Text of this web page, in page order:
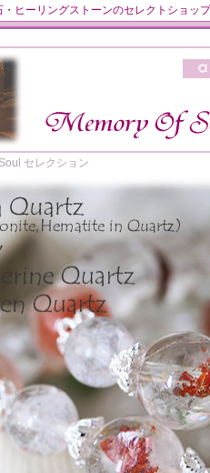
ヒーリングストーンのセレクトショッ
セレクション